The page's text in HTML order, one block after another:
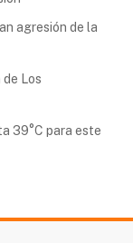
agresión de la
Los
39°C para este